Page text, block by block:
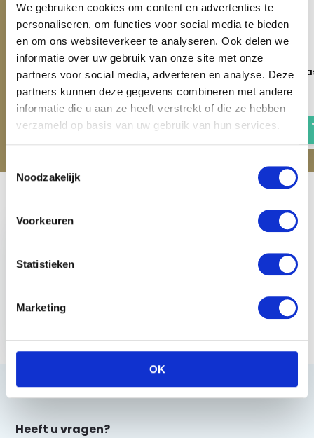
We gebruiken cookies om content en advertenties te
personaliseren, om functies voor social media te bieden
en om ons websiteverkeer te analyseren. Ook delen we
informatie over uw gebruik van onze site met onze
partners voor social media, adverteren en analyse. Deze
partners kunnen deze gegevens combineren met andere
informatie die u aan ze heeft verstrekt of die ze hebben
verzameld op basis van uw gebruik van hun services.
Noodzakelijk
Voorkeuren
Statistieken
Marketing
OK
Imperial Riding Slowfeeder
Take It Easy - Royal Blue
€ 59,95
Slowfeeder Take It
Applegreen
€ 59,95
& Speelbal - Royal
€ 16,95
Heeft u vragen?